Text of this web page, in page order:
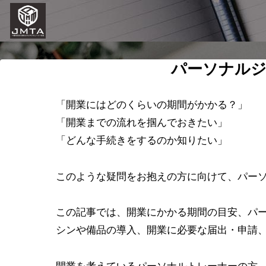
パーソナル
「開業にはどのくらいの期間がかかる？」
「開業までの流れを掴んでおきたい」
「どんな手続きをするのか知りたい」
このような疑問をお抱えの方に向けて、パー
この記事では、開業にかかる期間の目安、パ
シンや備品の導入、開業に必要な届出・申請